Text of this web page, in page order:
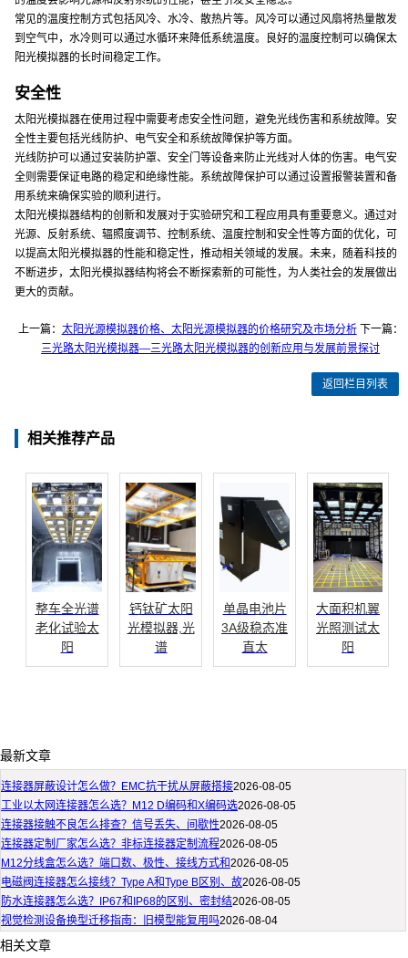
常见的温度控制方式包括风冷、水冷、散热片等。风冷可以通过风扇将热量散发
到空气中，水冷则可以通过水循环来降低系统温度。良好的温度控制可以确保太
阳光模拟器的长时间稳定工作。
安全性
太阳光模拟器在使用过程中需要考虑安全性问题，避免光线伤害和系统故障。安
全性主要包括光线防护、电气安全和系统故障保护等方面。
光线防护可以通过安装防护罩、安全门等设备来防止光线对人体的伤害。电气安
全则需要保证电路的稳定和绝缘性能。系统故障保护可以通过设置报警装置和备
用系统来确保实验的顺利进行。
太阳光模拟器结构的创新和发展对于实验研究和工程应用具有重要意义。通过对
光源、反射系统、辐照度调节、控制系统、温度控制和安全性等方面的优化，可
以提高太阳光模拟器的性能和稳定性，推动相关领域的发展。未来，随着科技的
不断进步，太阳光模拟器结构将会不断探索新的可能性，为人类社会的发展做出
更大的贡献。
上一篇： 太阳光源模拟器价格、太阳光源模拟器的价格研究及市场分析下一篇：
三光路太阳光模拟器—三光路太阳光模拟器的创新应用与发展前景探讨
返回栏目列表
相关推荐产品
整车全光谱
老化试验太
阳
钙钛矿太阳
光模拟器,光
谱
单晶电池片
3A级稳态准
直太
大面积机翼
光照测试太
阳
最新文章
连接器屏蔽设计怎么做？EMC抗干扰从屏蔽搭接2026-08-05
工业以太网连接器怎么选？M12 D编码和X编码选2026-08-05
连接器接触不良怎么排查？信号丢失、间歇性2026-08-05
连接器定制厂家怎么选？非标连接器定制流程2026-08-05
M12分线盒怎么选？端口数、极性、接线方式和2026-08-05
电磁阀连接器怎么接线？Type A和Type B区别、故2026-08-05
防水连接器怎么选？IP67和IP68的区别、密封结2026-08-05
视觉检测设备换型迁移指南：旧模型能复用吗2026-08-04
相关文章